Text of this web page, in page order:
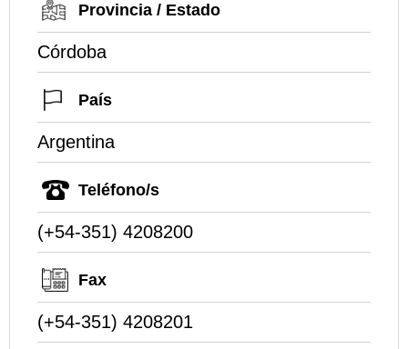
Provincia / Estado
Córdoba
País
Argentina
Teléfono/s
(+54-351) 4208200
Fax
(+54-351) 4208201